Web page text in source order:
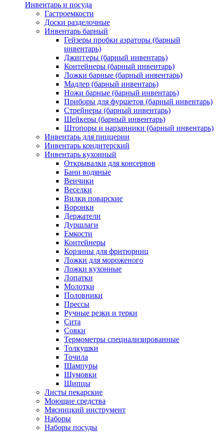
Инвентарь и посуда
Гастроемкости
Доски разделочные
Инвентарь барный
Гейзеры пробки аэраторы (барный
инвентарь)
Джиггеры (барный инвентарь)
Контейнеры (барный инвентарь)
Ложки барные (барный инвентарь)
Мадлер (барный инвентарь)
Ножи барные (барный инвентарь)
Приборы для фуршетов (барный инвентарь)
Стрейнеры (барный инвентарь)
Шейкеры (барный инвентарь)
Штопоры и нарзанники (барный инвентарь)
Инвентарь для пиццерии
Инвентарь кондитерский
Инвентарь кухонный
Открывалки для консервов
Бани водяные
Венчики
Веселки
Вилки поварские
Воронки
Держатели
Дуршлаги
Емкости
Контейнеры
Корзины для фритюрниц
Ложки для мороженого
Ложки кухонные
Лопатки
Молотки
Половники
Прессы
Ручные резки и терки
Сита
Совки
Термометры специализированные
Толкушки
Точила
Шампуры
Шумовки
Щипцы
Листы пекарские
Моющие средства
Мясницкий инструмент
Наборы
Наборы посуды